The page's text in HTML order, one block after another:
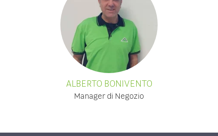
ALBERTO BONIVENTO
Manager di Negozio